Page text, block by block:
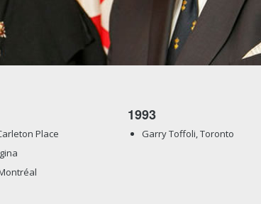
Place
1993
Garry Toffoli, Toronto